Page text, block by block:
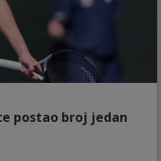
postao broj jedan